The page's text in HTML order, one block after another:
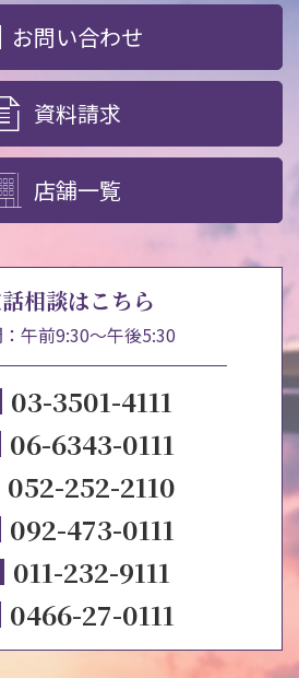
お問い合わせ
資料請求
店舗一覧
相談はこちら
午前9:30～午後5:30
03-3501-4111
06-6343-0111
052-252-2110
092-473-0111
011-232-9111
0466-27-0111